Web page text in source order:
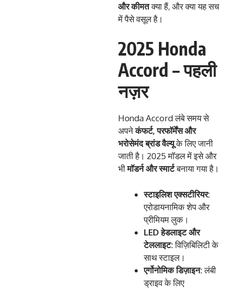
औरकीमतक्या हैं, और क्या यह सच
में पैसे वसूल है।
2025 Honda
Accord – पहली
नज़र
Honda Accord लंबे समय से
अपनेकंफर्ट,परफॉर्मेंसऔर
भरोसेमंदब्रांडवैल्यूके लिए जानी
जाती है। 2025 मॉडल में इसे और
भीमॉडर्नऔरस्मार्टबनाया गया है।
स्टाइलिशएक्सटीरियर:
एरोडायनामिक शेप और
प्रीमियम लुक।
LEDहेडलाइटऔर
टेललाइट:विज़िबिलिटी के
साथ स्टाइल।
एर्गोनोमिकडिज़ाइन:लंबी
ड्राइव के लिए